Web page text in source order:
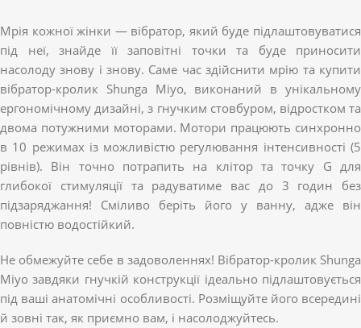
Мрія кожної жінки — вібратор, який буде підлаштовуватися
під неї, знайде її заповітні точки та буде приносити
насолоду знову і знову. Саме час здійснити мрію та купити
вібратор-кролик Shunga Miyo, виконаний в унікальному
ергономічному дизайні, з гнучким стовбуром, відростком та
двома потужними моторами. Мотори працюють синхронно
в 10 режимах із можливістю регулювання інтенсивності (5
рівнів). Він точно потрапить на клітор та точку G для
глибокої стимуляції та радуватиме вас до 3 годин без
підзаряджання! Сміливо беріть його у ванну, адже він
повністю водостійкий.
Не обмежуйте себе в задоволеннях! Вібратор-кролик Shunga
Miyo завдяки гнучкій конструкції ідеально підлаштовується
під ваші анатомічні особливості. Розміщуйте його всередині
й зовні так, як приємно вам, і насолоджуйтесь.